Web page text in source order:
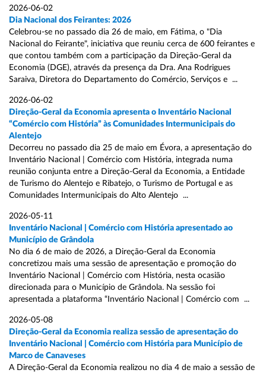
2026-06-02
Dia Nacional dos Feirantes: 2026
Celebrou-se no passado dia 26 de maio, em Fátima, o "Dia
Nacional do Feirante", iniciativa que reuniu cerca de 600 feirantes e
que contou também com a participação da Direção-Geral da
Economia (DGE), através da presença da Dra. Ana Rodrigues
Saraiva, Diretora do Departamento do Comércio, Serviços e ...
2026-06-02
Direção-Geral da Economia apresenta o Inventário Nacional
“Comércio com História” às Comunidades Intermunicipais do
Alentejo
Decorreu no passado dia 25 de maio em Évora, a apresentação do
Inventário Nacional | Comércio com História, integrada numa
reunião conjunta entre a Direção-Geral da Economia, a Entidade
de Turismo do Alentejo e Ribatejo, o Turismo de Portugal e as
Comunidades Intermunicipais do Alto Alentejo ...
2026-05-11
Inventário Nacional | Comércio com História apresentado ao
Município de Grândola
No dia 6 de maio de 2026, a Direção-Geral da Economia
concretizou mais uma sessão de apresentação e promoção do
Inventário Nacional | Comércio com História, nesta ocasião
direcionada para o Município de Grândola. Na sessão foi
apresentada a plataforma “Inventário Nacional | Comércio com ...
2026-05-08
Direção-Geral da Economia realiza sessão de apresentação do
Inventário Nacional | Comércio com História para Município de
Marco de Canaveses
A Direção-Geral da Economia realizou no dia 4 de maio a sessão de